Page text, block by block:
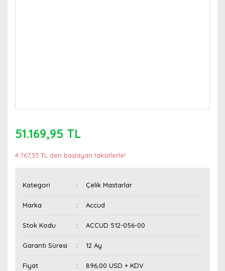
51.169,95 TL
4.767,33 TL den başlayan taksitlerle!
Kategori Çelik Mastarlar
Marka Accud
Stok Kodu ACCUD 512-056-00
Garanti Süresi 12 Ay
Fiyat 896,00 USD + KDV